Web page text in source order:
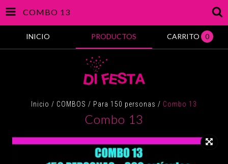
COMBO 13
INICIO PRODUCTOS CARRITO 0
Inicio / COMBOS / Para 150 personas / Combo 13
Combo 13